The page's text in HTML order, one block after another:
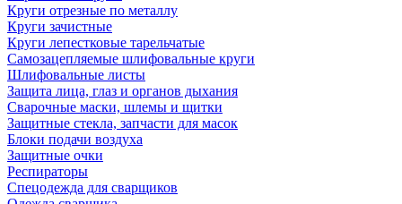
Круги отрезные по металлу
Круги зачистные
Круги лепестковые тарельчатые
Самозацепляемые шлифовальные круги
Шлифовальные листы
Защита лица, глаз и органов дыхания
Сварочные маски, шлемы и щитки
Защитные стекла, запчасти для масок
Блоки подачи воздуха
Защитные очки
Респираторы
Спецодежда для сварщиков